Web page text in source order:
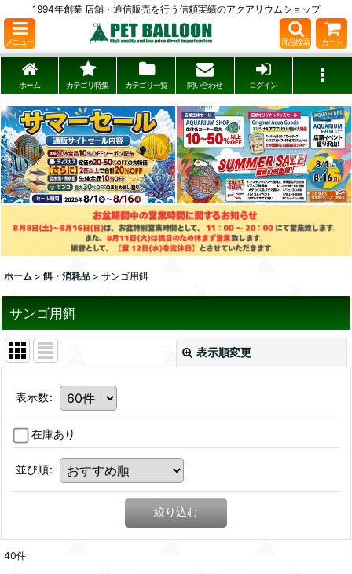
1994年創業 店舗・通信販売を行う信頼実績のアクアリウムショップ
メニュー 商品検索 カート
ホーム カテゴリ特集 カテゴリ一覧 問い合わせ ログイン
ホーム > 餌・消耗品 > サンゴ用餌
サンゴ用餌
表示順変更
表示数:
在庫あり
並び順:
絞り込む
40件